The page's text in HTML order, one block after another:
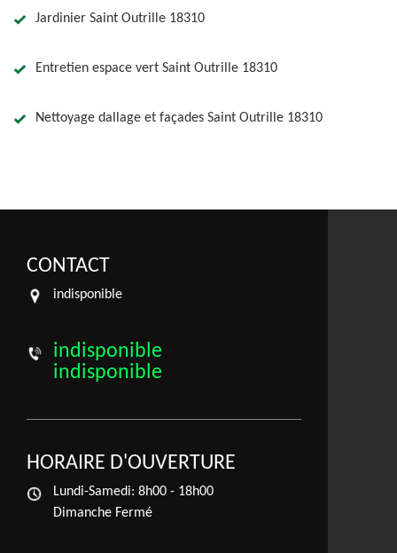
Jardinier Saint Outrille 18310
Entretien espace vert Saint Outrille 18310
Nettoyage dallage et façades Saint Outrille 18310
CONTACT
indisponible
indisponible
indisponible
HORAIRE D'OUVERTURE
Lundi-Samedi: 8h00 - 18h00
Dimanche Fermé